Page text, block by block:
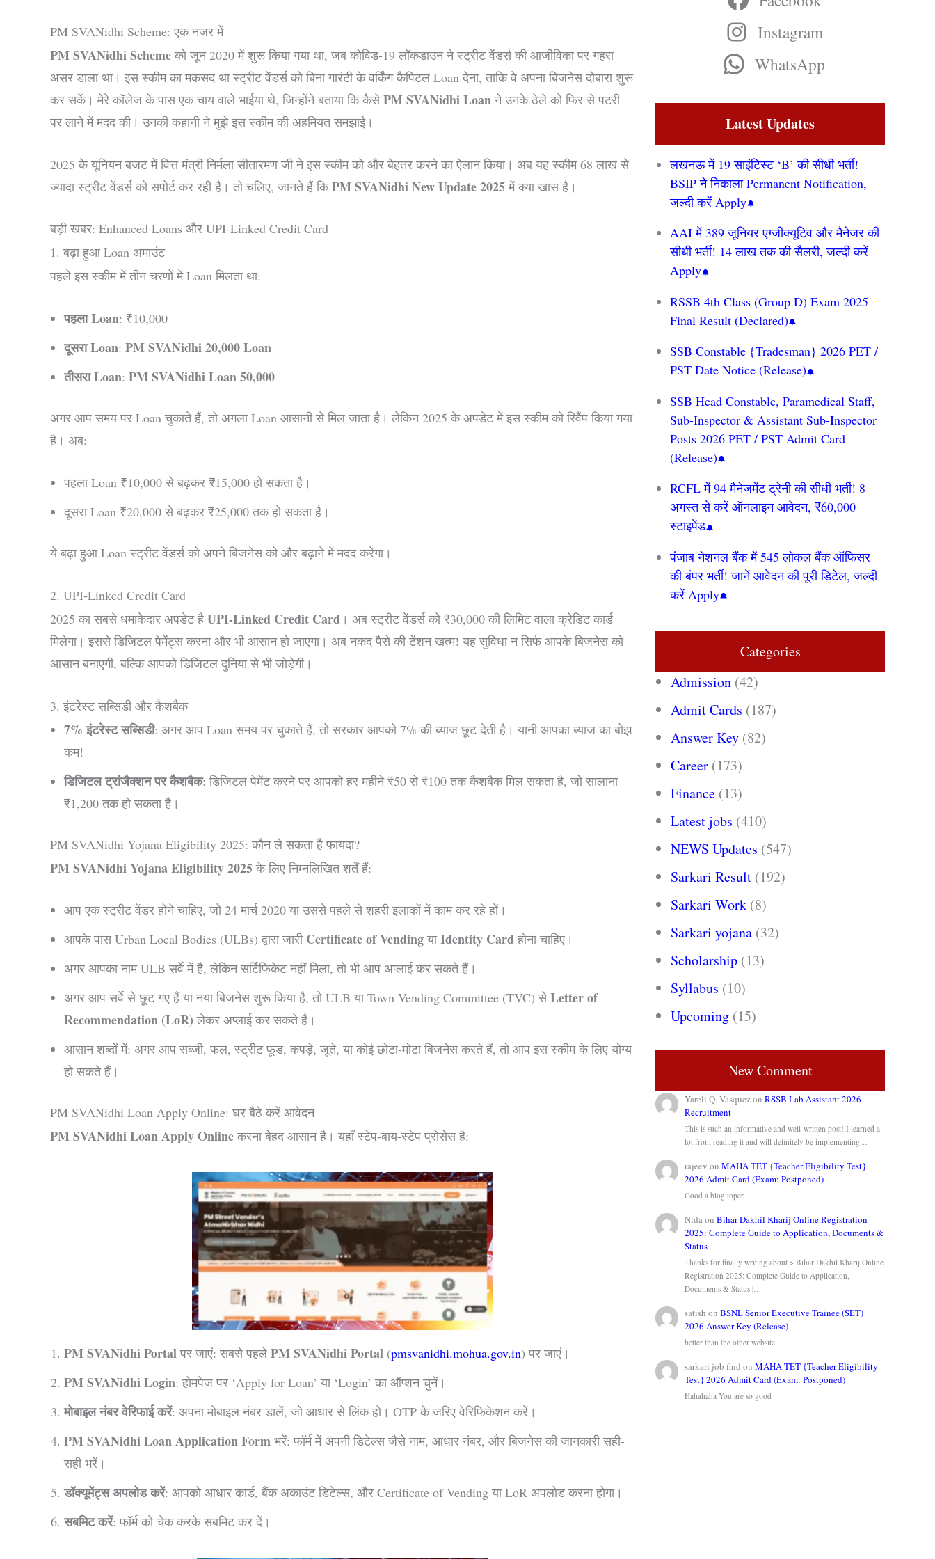
PM SVANidhi Scheme: एक नजर में
PM SVANidhi Schemeको जून 2020 में शुरू किया गया था, जब कोविड-19 लॉकडाउन ने स्ट्रीट वेंडर्स की आजीविका पर गहरा
असर डाला था। इस स्कीम का मकसद था स्ट्रीट वेंडर्स को बिना गारंटी के वर्किंग कैपिटल Loan देना, ताकि वे अपना बिजनेस दोबारा शुरू
कर सकें। मेरे कॉलेज के पास एक चाय वाले भाईया थे, जिन्होंने बताया कि कैसेPM SVANidhi Loanने उनके ठेले को फिर से पटरी
पर लाने में मदद की। उनकी कहानी ने मुझे इस स्कीम की अहमियत समझाई।
2025 के यूनियन बजट में वित्त मंत्री निर्मला सीतारमण जी ने इस स्कीम को और बेहतर करने का ऐलान किया। अब यह स्कीम 68 लाख से
ज्यादा स्ट्रीट वेंडर्स को सपोर्ट कर रही है। तो चलिए, जानते हैं किPM SVANidhi New Update 2025में क्या खास है।
बड़ी खबर: Enhanced Loans और UPI-Linked Credit Card
1. बढ़ा हुआ Loan अमाउंट
पहले इस स्कीम में तीन चरणों में Loan मिलता था:
पहला Loan: ₹10,000
दूसरा Loan: PM SVANidhi 20,000 Loan
तीसरा Loan: PM SVANidhi Loan 50,000
अगर आप समय पर Loan चुकाते हैं, तो अगला Loan आसानी से मिल जाता है। लेकिन 2025 के अपडेट में इस स्कीम को रिवैंप किया गया
है। अब:
पहला Loan ₹10,000 से बढ़कर ₹15,000 हो सकता है।
दूसरा Loan ₹20,000 से बढ़कर ₹25,000 तक हो सकता है।
ये बढ़ा हुआ Loan स्ट्रीट वेंडर्स को अपने बिजनेस को और बढ़ाने में मदद करेगा।
2. UPI-Linked Credit Card
2025 का सबसे धमाकेदार अपडेट है UPI-Linked Credit Card । अब स्ट्रीट वेंडर्स को ₹30,000 की लिमिट वाला क्रेडिट कार्ड
मिलेगा। इससे डिजिटल पेमेंट्स करना और भी आसान हो जाएगा। अब नकद पैसे की टेंशन खत्म! यह सुविधा न सिर्फ आपके बिजनेस को
आसान बनाएगी, बल्कि आपको डिजिटल दुनिया से भी जोड़ेगी।
3. इंटरेस्ट सब्सिडी और कैशबैक
7% इंटरेस्ट सब्सिडी: अगर आप Loan समय पर चुकाते हैं, तो सरकार आपको 7% की ब्याज छूट देती है। यानी आपका ब्याज का बोझ
कम!
डिजिटल ट्रांजैक्शन पर कैशबैक: डिजिटल पेमेंट करने पर आपको हर महीने ₹50 से ₹100 तक कैशबैक मिल सकता है, जो सालाना
₹1,200 तक हो सकता है।
PM SVANidhi Yojana Eligibility 2025: कौन ले सकता है फायदा?
PM SVANidhi Yojana Eligibility 2025के लिए निम्नलिखित शर्तें हैं:
आप एक स्ट्रीट वेंडर होने चाहिए, जो 24 मार्च 2020 या उससे पहले से शहरी इलाकों में काम कर रहे हों।
आपके पास Urban Local Bodies (ULBs) द्वारा जारी Certificate of VendingयाIdentity Cardहोना चाहिए।
अगर आपका नाम ULB सर्वे में है, लेकिन सर्टिफिकेट नहीं मिला, तो भी आप अप्लाई कर सकते हैं।
अगर आप सर्वे से छूट गए हैं या नया बिजनेस शुरू किया है, तो ULB या Town Vending Committee (TVC) सेLetter of
Recommendation (LoR) लेकर अप्लाई कर सकते हैं।
आसान शब्दों में: अगर आप सब्जी, फल, स्ट्रीट फूड, कपड़े, जूते, या कोई छोटा-मोटा बिजनेस करते हैं, तो आप इस स्कीम के लिए योग्य
हो सकते हैं।
PM SVANidhi Loan Apply Online: घर बैठे करें आवेदन
PM SVANidhi Loan Apply Onlineकरना बेहद आसान है। यहाँ स्टेप-बाय-स्टेप प्रोसेस है:
PM SVANidhi Portalपर जाएं: सबसे पहले PM SVANidhi Portal (pmsvanidhi.mohua.gov.in) पर जाएं।
PM SVANidhi Login: होमपेज पर ‘Apply for Loan’ या ‘Login’ का ऑप्शन चुनें।
मोबाइल नंबर वेरिफाई करें: अपना मोबाइल नंबर डालें, जो आधार से लिंक हो। OTP के जरिए वेरिफिकेशन करें।
PM SVANidhi Loan Application Form भरें: फॉर्म में अपनी डिटेल्स जैसे नाम, आधार नंबर, और बिजनेस की जानकारी सही-
सही भरें।
डॉक्यूमेंट्स अपलोड करें: आपको आधार कार्ड, बैंक अकाउंट डिटेल्स, और Certificate of Vending या LoR अपलोड करना होगा।
सबमिट करें: फॉर्म को चेक करके सबमिट कर दें।
Instagram
WhatsApp
Latest Updates
लखनऊ में 19 साइंटिस्ट ‘B’ की सीधी भर्ती!
BSIP ने निकाला Permanent Notification,
जल्दी करें Apply
AAI में 389 जूनियर एग्जीक्यूटिव और मैनेजर की
सीधी भर्ती! 14 लाख तक की सैलरी, जल्दी करें
Apply
RSSB 4th Class (Group D) Exam 2025
Final Result (Declared)
SSB Constable {Tradesman} 2026 PET /
PST Date Notice (Release)
SSB Head Constable, Paramedical Staff,
Sub-Inspector & Assistant Sub-Inspector
Posts 2026 PET / PST Admit Card
(Release)
RCFL में 94 मैनेजमेंट ट्रेनी की सीधी भर्ती! 8
अगस्त से करें ऑनलाइन आवेदन, ₹60,000
स्टाइपेंड
पंजाब नेशनल बैंक में 545 लोकल बैंक ऑफिसर
की बंपर भर्ती! जानें आवेदन की पूरी डिटेल, जल्दी
करें Apply
Categories
Admission (42)
Admit Cards (187)
Answer Key (82)
Career (173)
Finance (13)
Latest jobs (410)
NEWS Updates (547)
Sarkari Result (192)
Sarkari Work (8)
Sarkari yojana (32)
Scholarship (13)
Syllabus (10)
Upcoming (15)
New Comment
Yareli Q. VasquezonRSSB Lab Assistant 2026
Recruitment
This is such an informative and well-written post! I learned a
lot from reading it and will definitely be implementing…
rajeev onMAHA TET {Teacher Eligibility Test}
2026 Admit Card (Exam: Postponed)
Good a blog toper
NidaonBihar Dakhil Kharij Online Registration
2025: Complete Guide to Application, Documents &
Status
Thanks for finally writing about > Bihar Dakhil Kharij Online
Registration 2025: Complete Guide to Application,
Documents & Status |…
satish onBSNL Senior Executive Trainee (SET)
2026 Answer Key (Release)
better than the other website
sarkari job find onMAHA TET {Teacher Eligibility
Test} 2026 Admit Card (Exam: Postponed)
Hahahaha You are so good